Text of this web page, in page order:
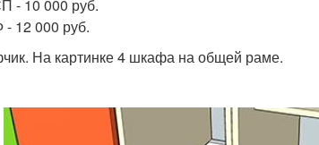
- 10 000 руб.
12 000 руб.
На картинке 4 шкафа на общей раме.